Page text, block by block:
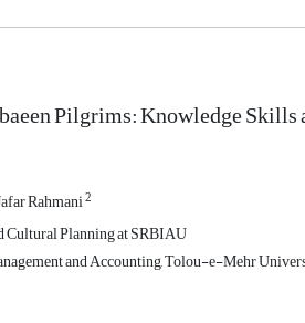
Pilgrims: Knowledge Skills
Rahmani2
Cultural Planning at SRBIAU
and Accounting, Tolou-e-Mehr